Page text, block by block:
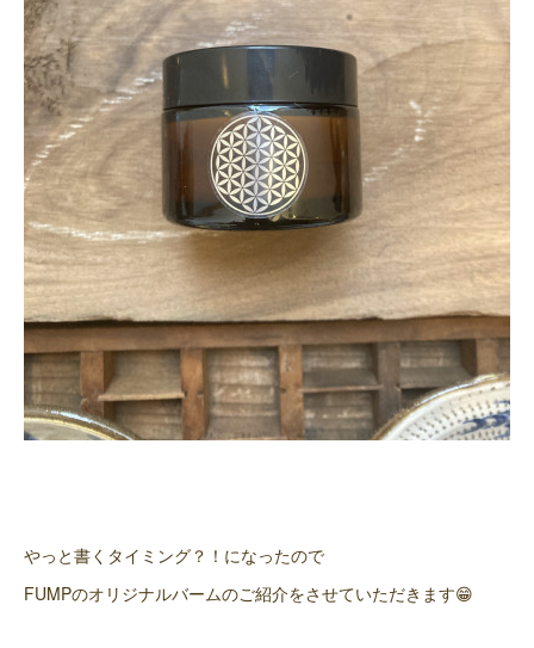
やっと書くタイミング？！になったので
FUMPのオリジナルバームのご紹介をさせていただきます😁